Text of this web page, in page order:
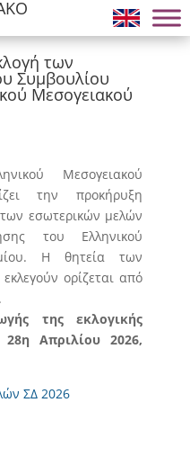
των
Συμβουλίου
Μεσογειακού
Μεσογειακού
την προκήρυξη
εσωτερικών μελών
του Ελληνικού
H θητεία των
ορίζεται από
της εκλογικής
28η Απριλίου 2026,
ΣΔ 2026